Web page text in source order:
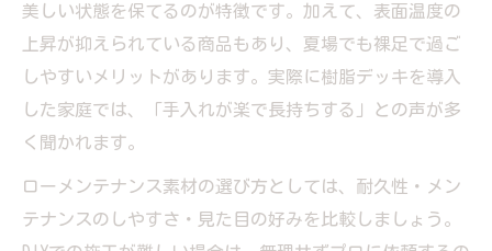
美しい状態を保てるのが特徴です。加えて、表面温度の
上昇が抑えられている商品もあり、夏場でも裸足で過ご
しやすいメリットがあります。実際に樹脂デッキを導入
した家庭では、「手入れが楽で長持ちする」との声が多
く聞かれます。
ローメンテナンス素材の選び方としては、耐久性・メン
テナンスのしやすさ・見た目の好みを比較しましょう。